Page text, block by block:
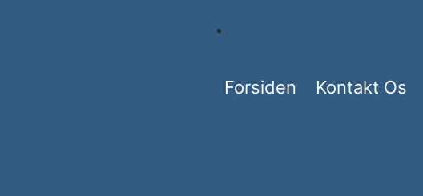
Forsiden Kontakt Os